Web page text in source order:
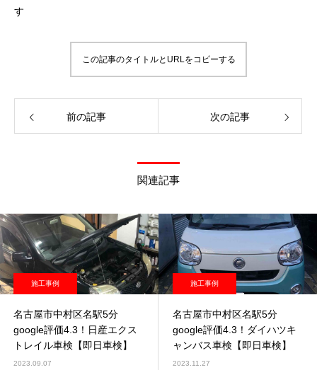
す
この記事のタイトルとURLをコピーする
前の記事 次の記事
関連記事
施工事例
名古屋市中村区名駅5分
google評価4.3！日産エクス
トレイル車検【即日車検】
2023.09.07
施工事例
名古屋市中村区名駅5分
google評価4.3！ダイハツキ
ャンバス車検【即日車検】
2023.11.27